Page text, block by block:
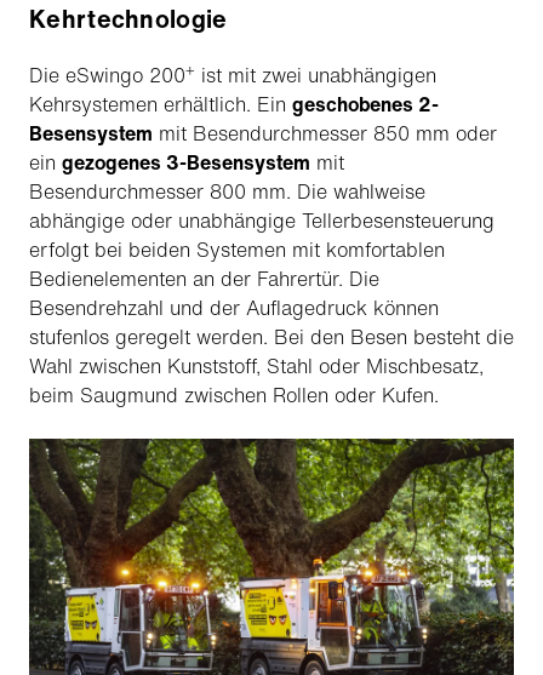
Kehrtechnologie
Die eSwingo 200+ ist mit zwei unabhängigen
Kehrsystemen erhältlich. Ein geschobenes 2-
Besensystem mit Besendurchmesser 850 mm oder
ein gezogenes 3-Besensystem mit
Besendurchmesser 800 mm. Die wahlweise
abhängige oder unabhängige Tellerbesensteuerung
erfolgt bei beiden Systemen mit komfortablen
Bedienelementen an der Fahrertür. Die
Besendrehzahl und der Auflagedruck können
stufenlos geregelt werden. Bei den Besen besteht die
Wahl zwischen Kunststoff, Stahl oder Mischbesatz,
beim Saugmund zwischen Rollen oder Kufen.